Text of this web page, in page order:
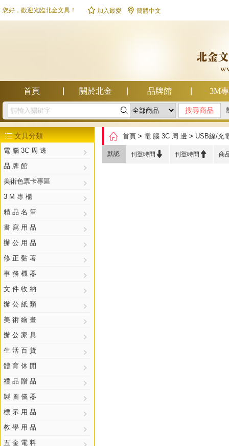
您好，歡迎光臨北金文具！  加入最愛  簡體中文
首頁 關於北金 品牌館 3M
幫助中心 
文具分類
電 腦 3C 周 邊
品 牌 館
美術色票卡專區
3 M 專 櫃
精 品 名 筆
書 寫 用 品
辦 公 用 品
修 正 黏 著
事 務 機 器
文 件 收 納
辦 公 紙 類
美 術 繪 畫
辦 公 家 具
生 活 百 貨
體 育 休 閒
禮 品 贈 品
製 圖 儀 器
標 示 用 品
教 學 用 品
五 金 電 料
 首頁 > 電 腦 3C 周 邊 > USB線/充
默認 刊登時間  刊登時間  商